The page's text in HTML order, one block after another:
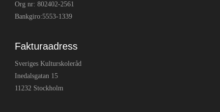
Org nr: 802402-2561
Bankgiro:5553-1339
Fakturaadress
Sveriges Kulturskoleråd
Inedalsgatan 15
11232 Stockholm